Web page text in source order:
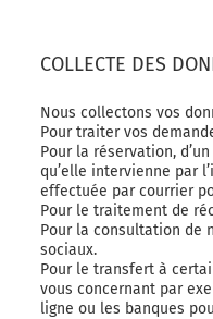
COLLECTE DES
Nous collectons vos
Pour traiter vos
Pour la réservation,
qu’elle intervienne par
effectuée par courrier
Pour le traitement de
Pour la consultation de
sociaux.
Pour le transfert à
vous concernant par
ligne ou les banques